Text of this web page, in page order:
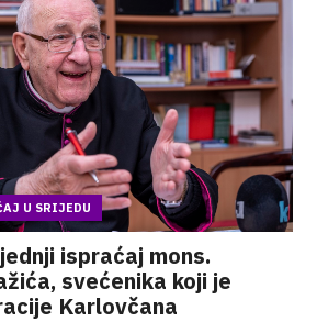
U SRIJEDU
ispraćaj mons.
svećenika koji je
Karlovčana